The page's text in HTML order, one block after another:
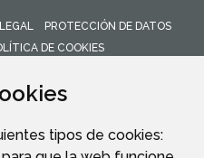
tipos de cookies:
PROTECCIÓN DE DATOS
DE COOKIES